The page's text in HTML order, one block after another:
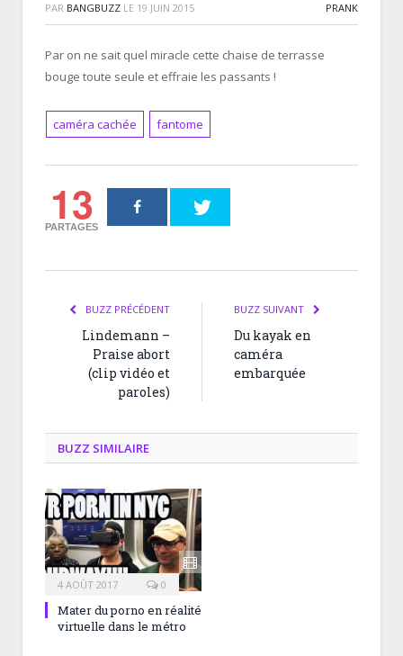
PAR BANGBUZZ LE 19 JUIN 2015 PRANK
Par on ne sait quel miracle cette chaise de terrasse
bouge toute seule et effraie les passants !
caméra cachée fantome
13
PARTAGES
BUZZ PRÉCÉDENT
Lindemann –
Praise abort
(clip vidéo et
paroles)
BUZZ SUIVANT
Du kayak en
caméra
embarquée
BUZZ SIMILAIRE
4 AOÛT 2017 0
Mater du porno en réalité
virtuelle dans le métro